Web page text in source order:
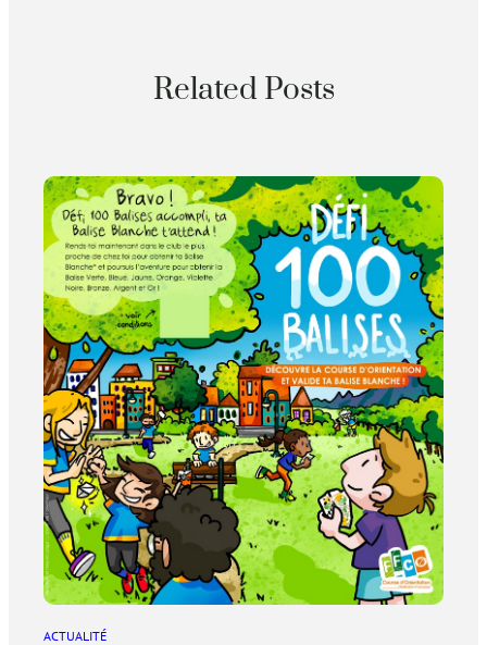
Related Posts
ACTUALITÉ